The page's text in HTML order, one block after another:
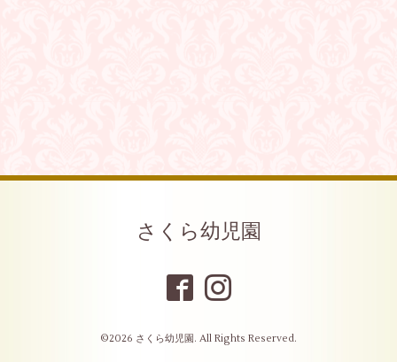
さくら幼児園
©2026 さくら幼児園. All Rights Reserved.